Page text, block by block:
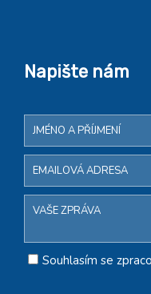
Napište nám
Souhlasím se